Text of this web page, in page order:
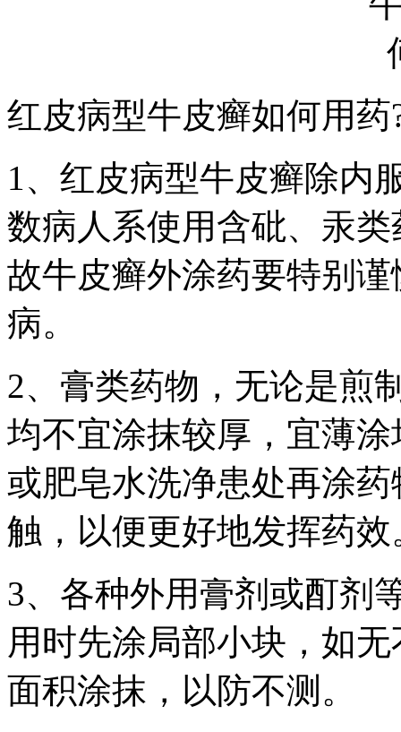
红皮病型牛皮癣如何用药
1、红皮病型牛皮癣除内
数病人系使用含砒、汞
故牛皮癣外涂药要特别
病。
2、膏类药物，无论是煎
均不宜涂抹较厚，宜薄
或肥皂水洗净患处再涂
触，以便更好地发挥药效
3、各种外用膏剂或酊剂
用时先涂局部小块，如
面积涂抹，以防不测。